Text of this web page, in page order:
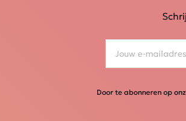
Door te abonneren op